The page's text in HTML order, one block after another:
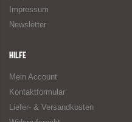
Impressum
Newsletter
HILFE
Mein Account
Kontaktformular
Liefer- & Versandkosten